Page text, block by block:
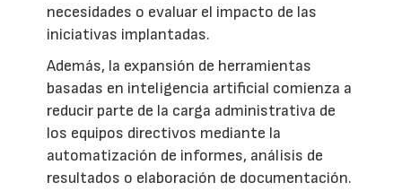
necesidades o evaluar el impacto de las
iniciativas implantadas.
Además, la expansión de herramientas
basadas en inteligencia artificial comienza a
reducir parte de la carga administrativa de
los equipos directivos mediante la
automatización de informes, análisis de
resultados o elaboración de documentación.